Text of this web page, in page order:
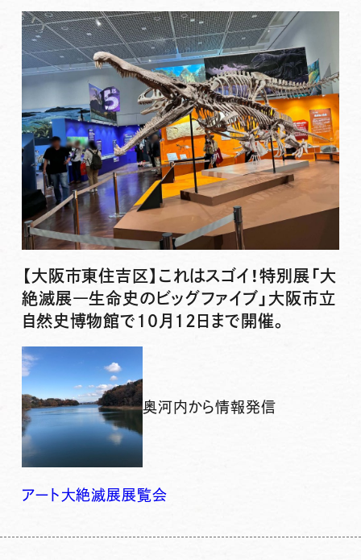
【大阪市東住吉区】これはスゴイ！特別展「大
絶滅展―生命史のビッグファイブ」大阪市立
自然史博物館で10月12日まで開催。
奥河内から情報発信
アート 大絶滅展展覧会